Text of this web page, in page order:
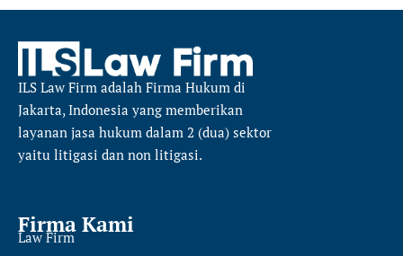
ILS Law Firm adalah Firma Hukum di
Jakarta, Indonesia yang memberikan
layanan jasa hukum dalam 2 (dua) sektor
yaitu litigasi dan non litigasi.
Firma Kami
Law Firm